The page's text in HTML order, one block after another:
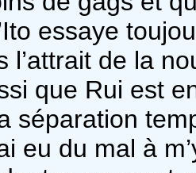
essaye
l’attrait de la
que Rui est
séparation
eu du mal à